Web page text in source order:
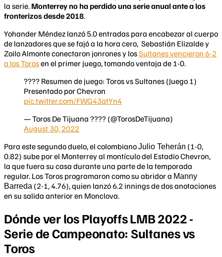
la serie. Monterrey no ha perdido una serie anual ante a los
fronterizos desde 2018.
Yohander Méndez lanzó 5.0 entradas para encabezar al cuerpo
de lanzadores que se fajó a la hora cero, Sebastián Elizalde y
Zoilo Almonte conectaron jonrones y losSultanes vencieron 6-2
a los Torosen el primer juego, tomando ventaja de 1-0.
???? Resumen de juego: Toros vs Sultanes (Juego 1)
Presentado por Chevron
pic.twitter.com/FWG43qtYn4
— Toros De Tijuana ???? (@TorosDeTijuana)
August 30, 2022
Para este segundo duelo, el colombianoJulio Teherán (1-0,
0.82) sube por el Monterrey al montículo del Estadio Chevron,
la que fuera su casa durante una parte de la temporada
regular. Los Toros programaron como su abridor a Manny
Barreda (2-1, 4.76), quien lanzó 6.2 innings de dos anotaciones
en su salida anterior en Monclova.
Dónde ver los Playoffs LMB 2022 -
Serie de Campeonato: Sultanes vs
Toros